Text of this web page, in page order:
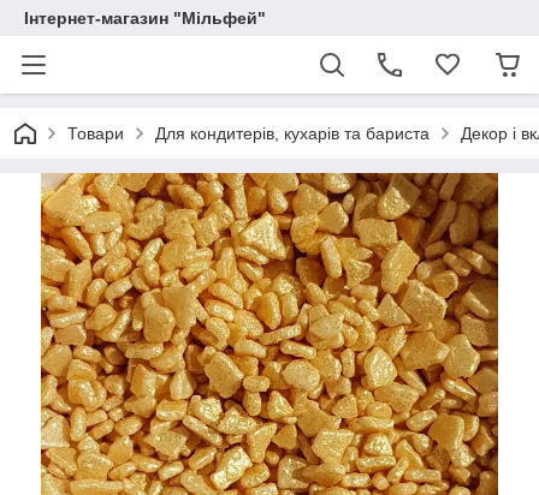
Інтернет-магазин "Мільфей"
Товари Для кондитерів, кухарів та бариста Декор і